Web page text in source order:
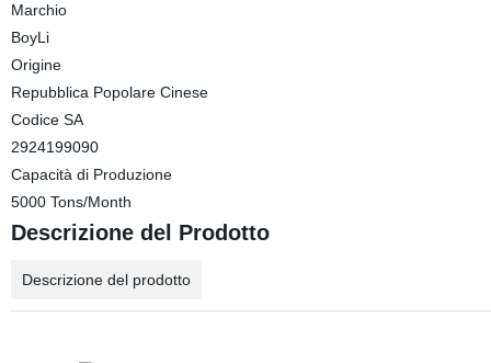
Marchio
BoyLi
Origine
Repubblica Popolare Cinese
Codice SA
2924199090
Capacità di Produzione
5000 Tons/Month
Descrizione del Prodotto
Descrizione del prodotto